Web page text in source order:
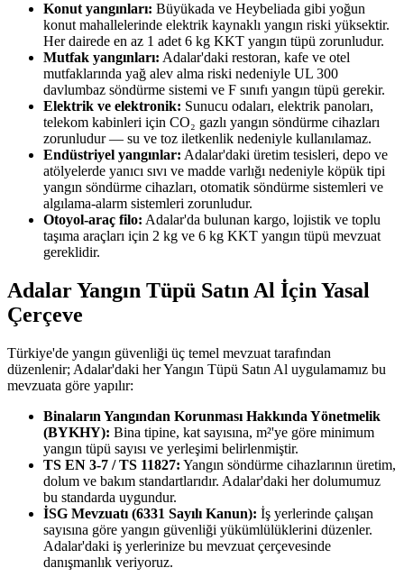
Konut yangınları: Büyükada ve Heybeliada gibi yoğun
konut mahallelerinde elektrik kaynaklı yangın riski yüksektir.
Her dairede en az 1 adet 6 kg KKT yangın tüpü zorunludur.
Mutfak yangınları: Adalar'daki restoran, kafe ve otel
mutfaklarında yağ alev alma riski nedeniyle UL 300
davlumbaz söndürme sistemi ve F sınıfı yangın tüpü gerekir.
Elektrik ve elektronik: Sunucu odaları, elektrik panoları,
telekom kabinleri için CO₂ gazlı yangın söndürme cihazları
zorunludur — su ve toz iletkenlik nedeniyle kullanılamaz.
Endüstriyel yangınlar: Adalar'daki üretim tesisleri, depo ve
atölyelerde yanıcı sıvı ve madde varlığı nedeniyle köpük tipi
yangın söndürme cihazları, otomatik söndürme sistemleri ve
algılama-alarm sistemleri zorunludur.
Otoyol-araç filo: Adalar'da bulunan kargo, lojistik ve toplu
taşıma araçları için 2 kg ve 6 kg KKT yangın tüpü mevzuat
gereklidir.
Adalar Yangın Tüpü Satın Al İçin Yasal
Çerçeve
Türkiye'de yangın güvenliği üç temel mevzuat tarafından
düzenlenir; Adalar'daki her Yangın Tüpü Satın Al uygulamamız bu
mevzuata göre yapılır:
Binaların Yangından Korunması Hakkında Yönetmelik
(BYKHY): Bina tipine, kat sayısına, m²'ye göre minimum
yangın tüpü sayısı ve yerleşimi belirlenmiştir.
TS EN 3-7 / TS 11827: Yangın söndürme cihazlarının üretim,
dolum ve bakım standartlarıdır. Adalar'daki her dolumumuz
bu standarda uygundur.
İSG Mevzuatı (6331 Sayılı Kanun): İş yerlerinde çalışan
sayısına göre yangın güvenliği yükümlülüklerini düzenler.
Adalar'daki iş yerlerinize bu mevzuat çerçevesinde
danışmanlık veriyoruz.